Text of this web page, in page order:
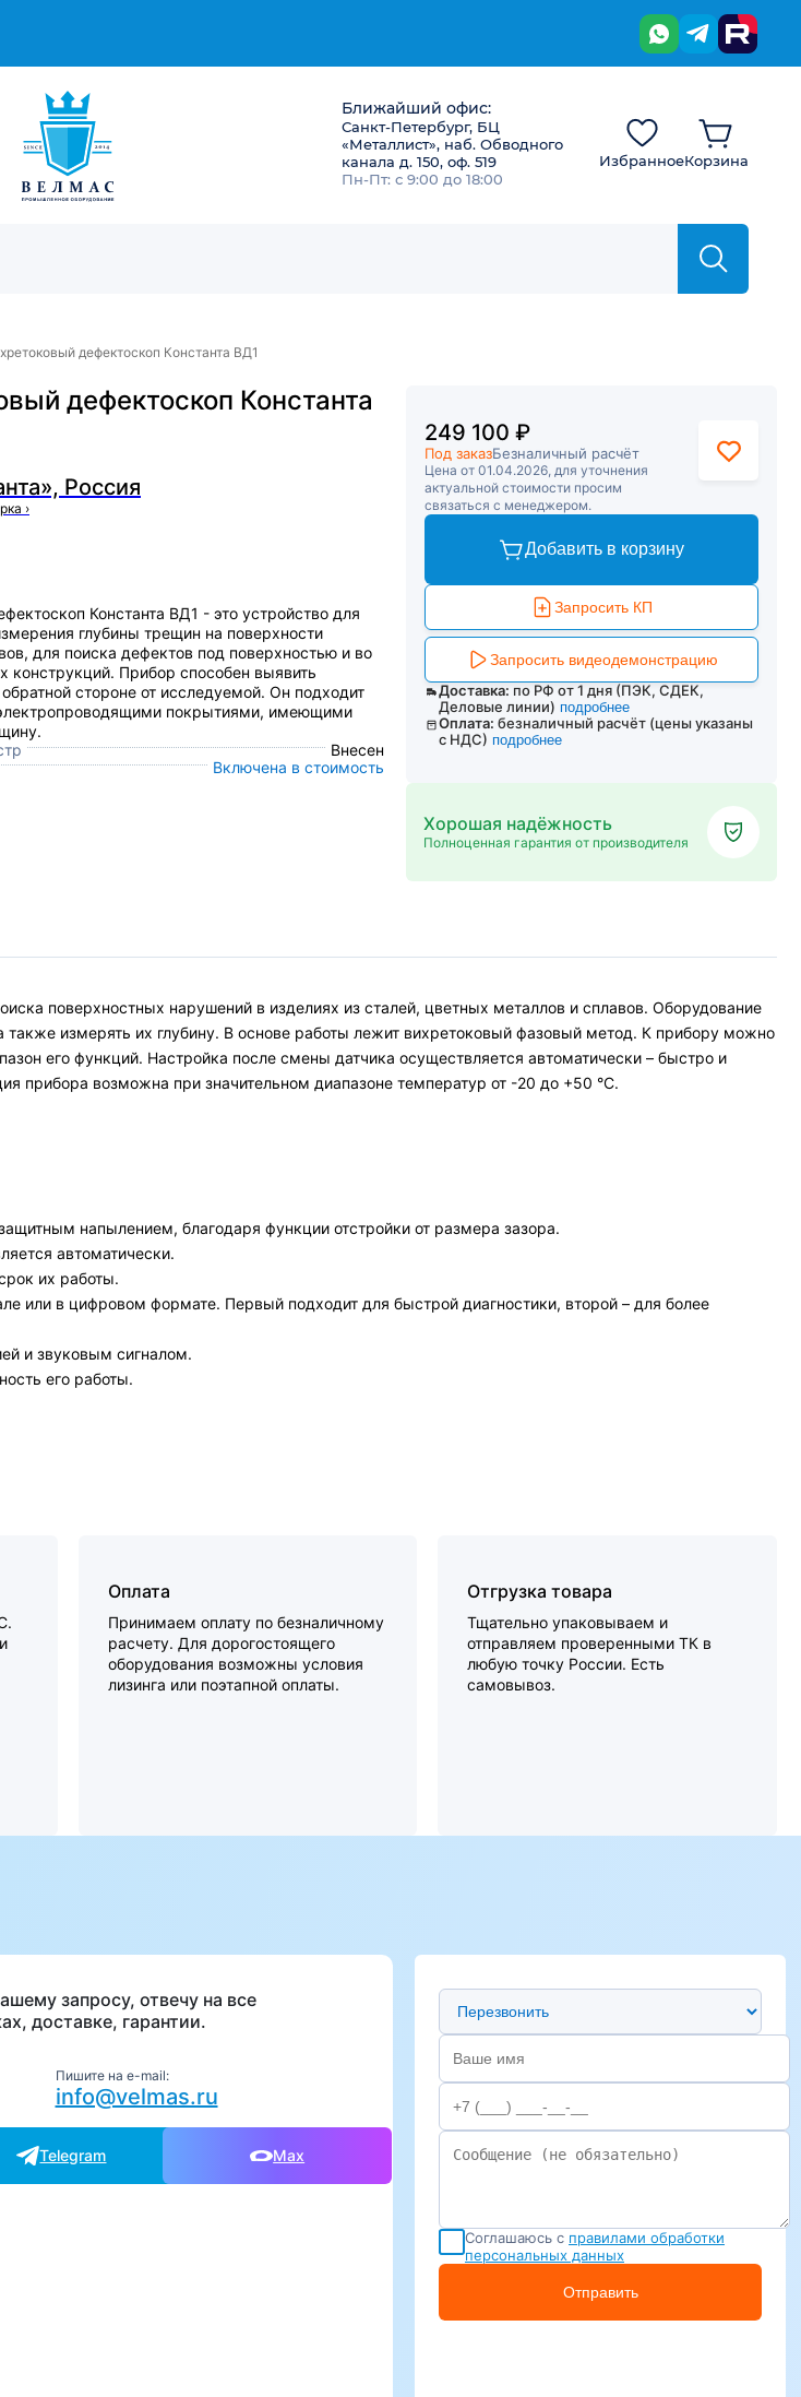
Ближайший офис:
Санкт-Петербург, БЦ
«Металлист», наб. Обводного
канала д. 150, оф. 519
Пн-Пт: с 9:00 до 18:00
ИзбранноеКорзина
дефектоскоп Константа ВД1
дефектоскоп Константа
Россия
›
Константа ВД1 - это устройство для
глубины трещин на поверхности
для поиска дефектов под поверхностью и во
конструкций. Прибор способен выявить
стороне от исследуемой. Он подходит
покрытиями, имеющими
Внесен
Включена в стоимость
249 100 ₽
Под заказБезналичный расчёт
Цена от 01.04.2026, для уточнения
актуальной стоимости просим
связаться с менеджером.
Добавить в корзину
Запросить КП
Запросить видеодемонстрацию
Доставка: по РФ от 1 дня (ПЭК, СДЕК,
Деловые линии) подробнее
Оплата: безналичный расчёт (цены указаны
с НДС) подробнее
Хорошая надёжность
Полноценная гарантия от производителя
поверхностных нарушений в изделиях из сталей, цветных металлов и сплавов. Оборудование
измерять их глубину. В основе работы лежит вихретоковый фазовый метод. К прибору можно
его функций. Настройка после смены датчика осуществляется автоматически – быстро и
прибора возможна при значительном диапазоне температур от -20 до +50 °С.
напылением, благодаря функции отстройки от размера зазора.
автоматически.
их работы.
или в цифровом формате. Первый подходит для быстрой диагностики, второй – для более
и звуковым сигналом.
его работы.
Оплата
Принимаем оплату по безналичному
расчету. Для дорогостоящего
оборудования возможны условия
лизинга или поэтапной оплаты.
Отгрузка товара
Тщательно упаковываем и
отправляем проверенными ТК в
любую точку России. Есть
самовывоз.
запросу, отвечу на все
доставке, гарантии.
Пишите на e-mail:
info@velmas.ru
Telegram Max
Предпочтительный способ связи
Соглашаюсь с правилами обработки
персональных данных
Отправить